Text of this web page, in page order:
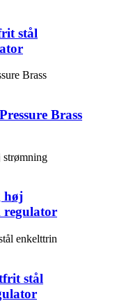
stål
Brass
høj
regulator
stål